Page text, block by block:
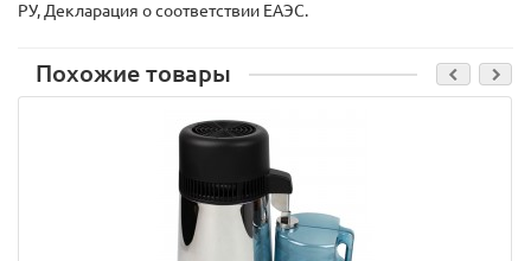
РУ, Декларация о соответствии ЕАЭС.
Похожие товары